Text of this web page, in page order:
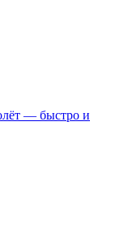
— быстро и